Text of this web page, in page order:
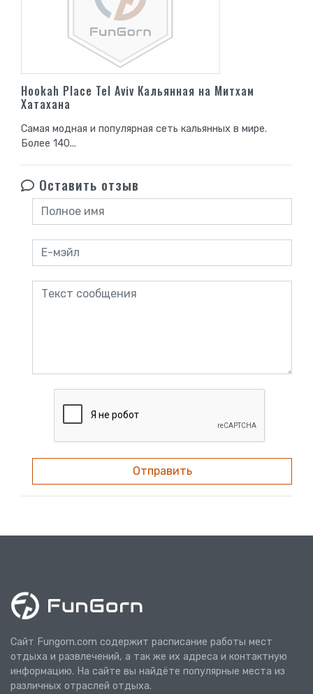
Hookah Place Tel Aviv Кальянная на Митхам
Хатахана
Самая модная и популярная сеть кальянных в мире.
Более 140...
Оставить отзыв
Отправить
Сайт Fungorn.com содержит расписание работы мест
отдыха и развлечений, а так же их адреса и контактную
информацию. На сайте вы найдёте популярные места из
различных отраслей отдыха.